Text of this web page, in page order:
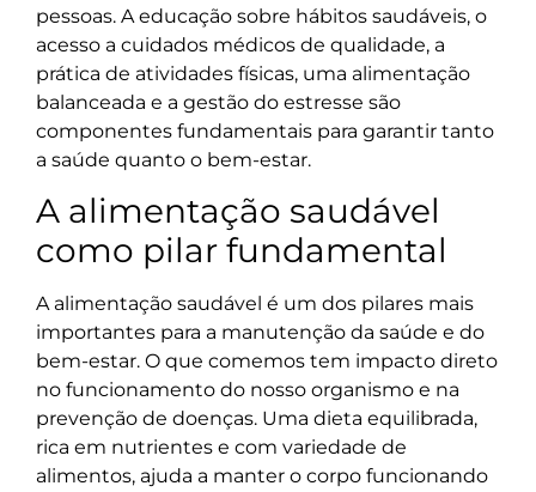
pessoas. A educação sobre hábitos saudáveis, o
acesso a cuidados médicos de qualidade, a
prática de atividades físicas, uma alimentação
balanceada e a gestão do estresse são
componentes fundamentais para garantir tanto
a saúde quanto o bem-estar.
A alimentação saudável
como pilar fundamental
A alimentação saudável é um dos pilares mais
importantes para a manutenção da saúde e do
bem-estar. O que comemos tem impacto direto
no funcionamento do nosso organismo e na
prevenção de doenças. Uma dieta equilibrada,
rica em nutrientes e com variedade de
alimentos, ajuda a manter o corpo funcionando